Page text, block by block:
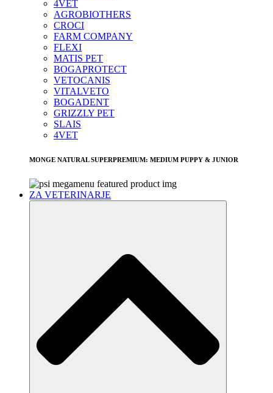
4VET
AGROBIOTHERS
CROCI
FARM COMPANY
FLEXI
MATIS PET
BOGAPROTECT
VETOCANIS
VITALVETO
BOGADENT
GRIZZLY PET
SLAIS
4VET
MONGE NATURAL SUPERPREMIUM: MEDIUM PUPPY & JUNIOR
ZA VETERINARJE